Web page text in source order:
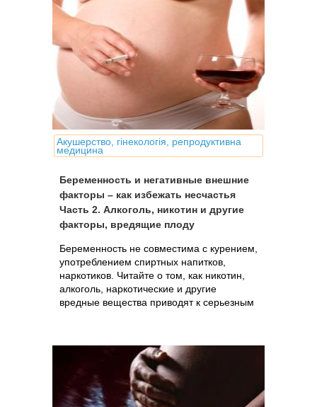
Акушерство, гінекологія, репродуктивна
медицина
Беременность и негативные внешние
факторы – как избежать несчастья
Часть 2. Алкоголь, никотин и другие
факторы, вредящие плоду
Беременность не совместима с курением,
употреблением спиртных напитков,
наркотиков. Читайте о том, как никотин,
алкоголь, наркотические и другие
вредные вещества приводят к серьезным